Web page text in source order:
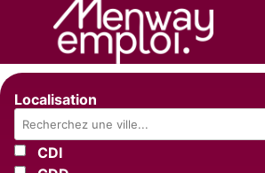
Localisation
CDI